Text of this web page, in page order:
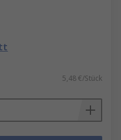
5,48 €/Stück